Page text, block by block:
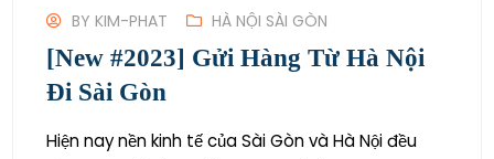
BYKIM-PHAT HÀ NỘI SÀI GÒN
[New #2023] Gửi Hàng Từ Hà Nội
Đi Sài Gòn
Hiện nay nền kinh tế của Sài Gòn và Hà Nội đều